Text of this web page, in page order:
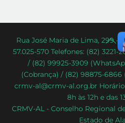
To
Top
Rua José Maria de Lima, 299 –
57.025-570 Telefones: (82)
/ (82) 99925-3909
(Cobrança) / (82) 98875-6866
crmv-al@crmv-al.org.br
8h às 12h e das
CRMV-AL - Conselho Regional
Estado de